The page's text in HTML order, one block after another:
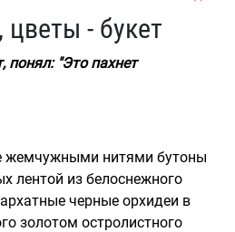
- букет
понял: "Это пахнет
жемчужными нитями бутоны
лентой из белоснежного
черные орхидеи в
золотом остролистного